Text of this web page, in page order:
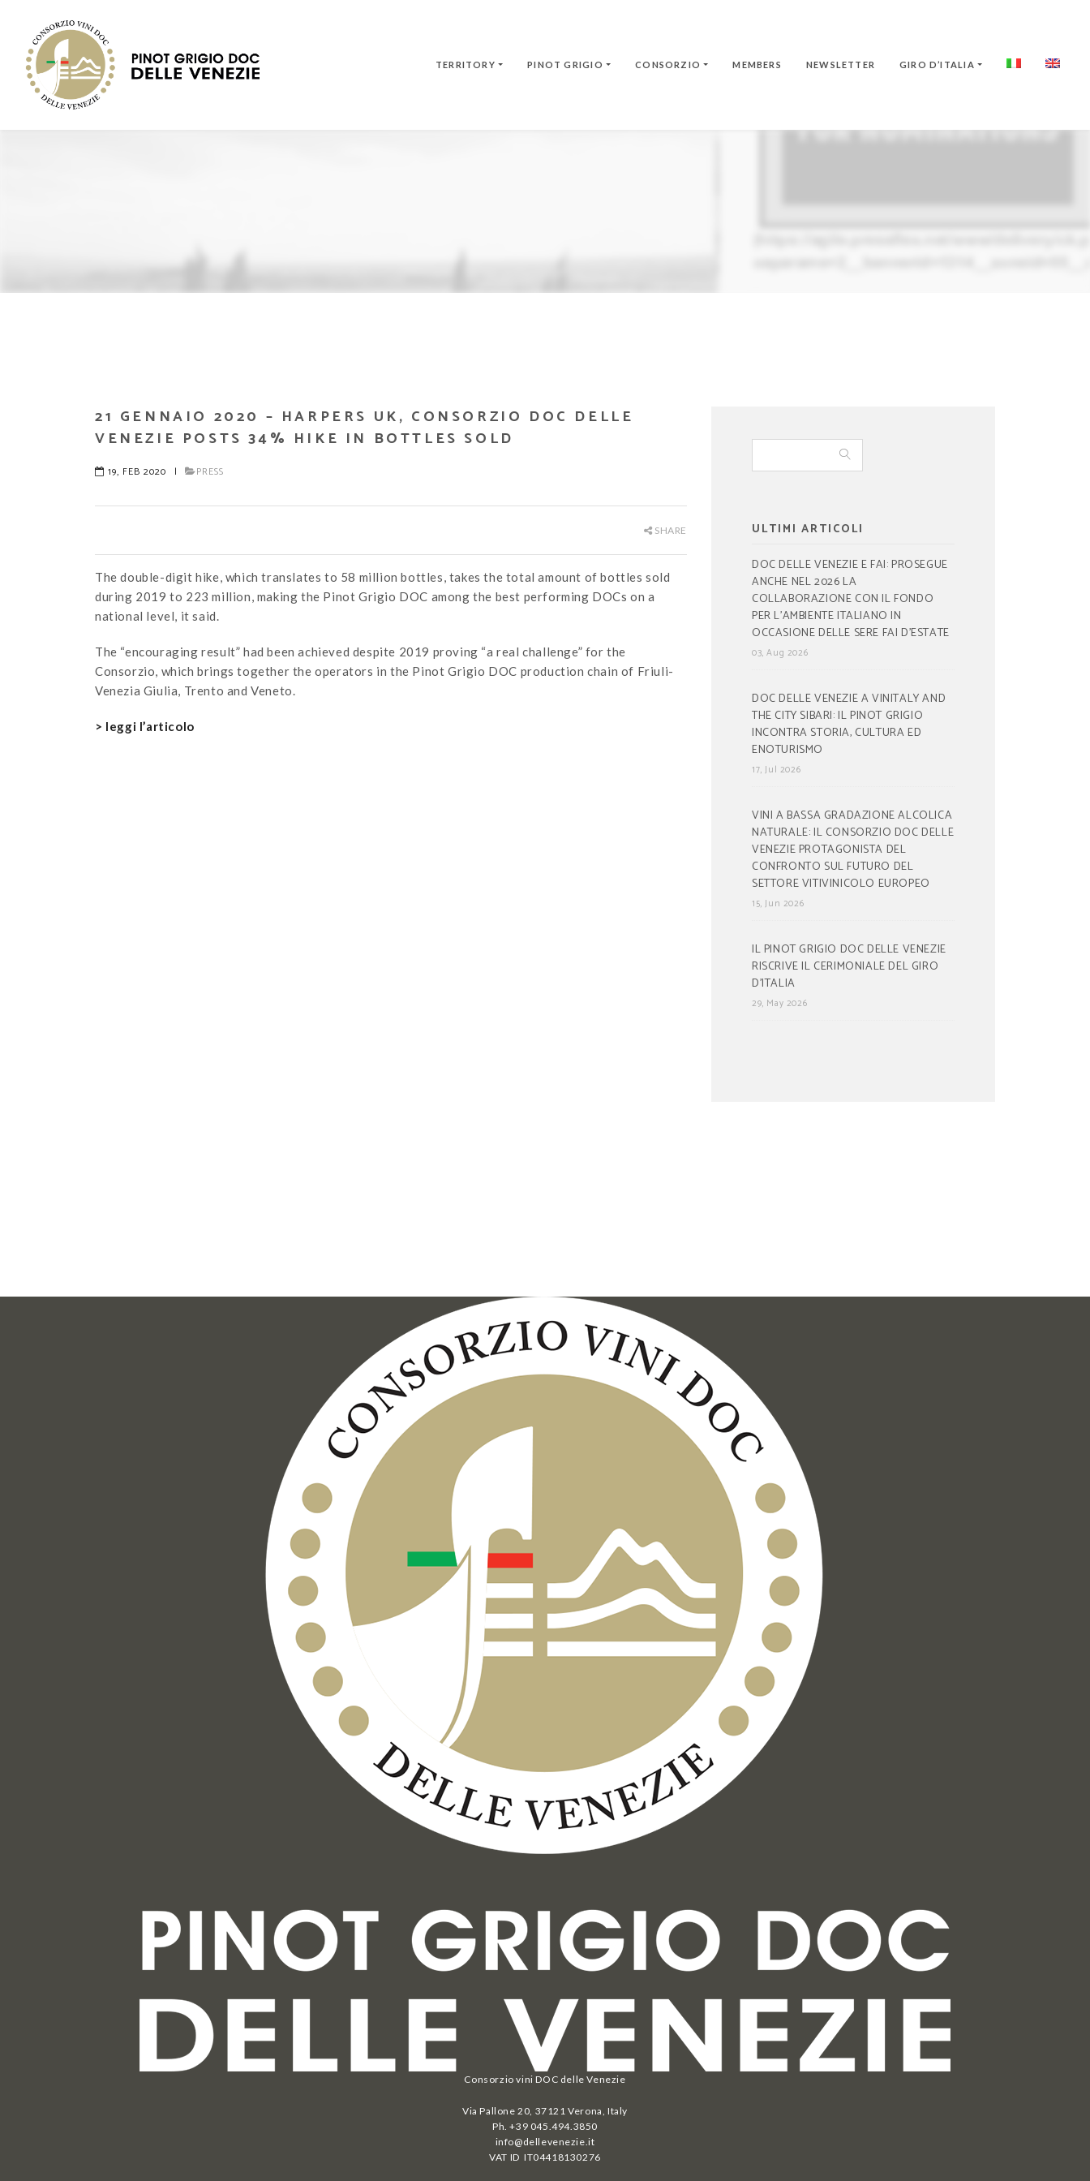
TERRITORY PINOT GRIGIO CONSORZIO MEMBERS NEWSLETTER GIRO D’ITALIA
21 GENNAIO 2020 – HARPERS UK, CONSORZIO DOC DELLE
VENEZIE POSTS 34% HIKE IN BOTTLES SOLD
19, FEB 2020 | PRESS
SHARE
The double-digit hike, which translates to 58 million bottles, takes the total amount of bottles sold
during 2019 to 223 million, making the Pinot Grigio DOC among the best performing DOCs on a
national level, it said.
The “encouraging result” had been achieved despite 2019 proving “a real challenge” for the
Consorzio, which brings together the operators in the Pinot Grigio DOC production chain of Friuli-
Venezia Giulia, Trento and Veneto.
> leggi l’articolo
ULTIMI ARTICOLI
DOC DELLE VENEZIE E FAI: PROSEGUE
ANCHE NEL 2026 LA
COLLABORAZIONE CON IL FONDO
PER L’AMBIENTE ITALIANO IN
OCCASIONE DELLE SERE FAI D’ESTATE
03, Aug 2026
DOC DELLE VENEZIE A VINITALY AND
THE CITY SIBARI: IL PINOT GRIGIO
INCONTRA STORIA, CULTURA ED
ENOTURISMO
17, Jul 2026
VINI A BASSA GRADAZIONE ALCOLICA
NATURALE: IL CONSORZIO DOC DELLE
VENEZIE PROTAGONISTA DEL
CONFRONTO SUL FUTURO DEL
SETTORE VITIVINICOLO EUROPEO
15, Jun 2026
IL PINOT GRIGIO DOC DELLE VENEZIE
RISCRIVE IL CERIMONIALE DEL GIRO
D’ITALIA
29, May 2026
Consorzio vini DOC delle Venezie
Via Pallone 20, 37121 Verona, Italy
Ph. +39 045.494.3850
info@dellevenezie.it
VAT ID IT04418130276